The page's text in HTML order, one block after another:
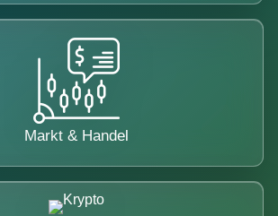
Markt & Handel